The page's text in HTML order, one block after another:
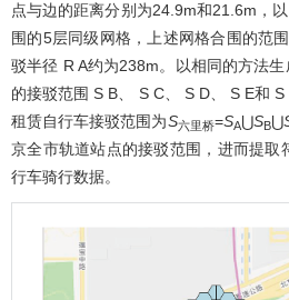
点与边的距离分别为24.9m和21.6m，以
围的5层同级网格，上述网格合围的范
驳半径 R A约为238m。以相同的方法生
的接驳范围 S B S C、 S D、 S E和 S
租赁自行车接驳范围为S六里桥=SA⋃SB⋃
京全市轨道站点的接驳范围，进而提取
行车骑行数据。